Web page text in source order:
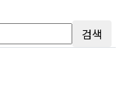
검색